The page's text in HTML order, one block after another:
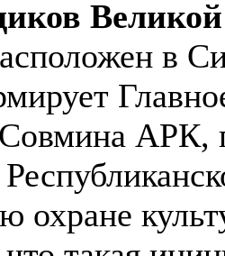
в
АРК,
охране